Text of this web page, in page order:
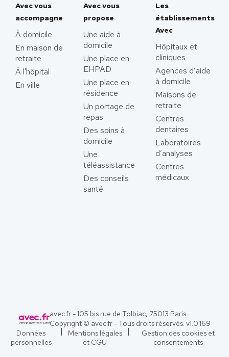
Avec vous
accompagne
À domicile
En maison de
retraite
À l'hôpital
En ville
Avec vous
propose
Une aide à
domicile
Une place en
EHPAD
Une place en
résidence
Un portage de
repas
Des soins à
domicile
Une
téléassistance
Des conseils
santé
Les
établissements
Avec
Hôpitaux et
cliniques
Agences d’aide
à domicile
Maisons de
retraite
Centres
dentaires
Laboratoires
d’analyses
Centres
médicaux
avec.fr - 105 bis rue de Tolbiac, 75013 Paris
Copyright © avec.fr - Tous droits réservés. v1.0.169
Données
personnelles
Mentions légales
et CGU
Gestion des cookies et
consentements